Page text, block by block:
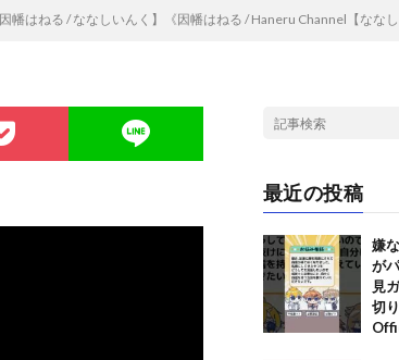
はねる / ななしいんく】《因幡はねる / Haneru Channel【ななし
最近の投稿
嫌
が
見
切